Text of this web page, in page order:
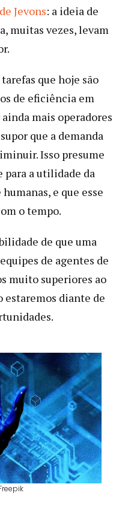
Jevons: a ideia de
muitas vezes, levam
que hoje são
de eficiência em
mais operadores
que a demanda
Isso presume
a utilidade da
e que esse
o tempo.
de que uma
de agentes de
muito superiores ao
estaremos diante de